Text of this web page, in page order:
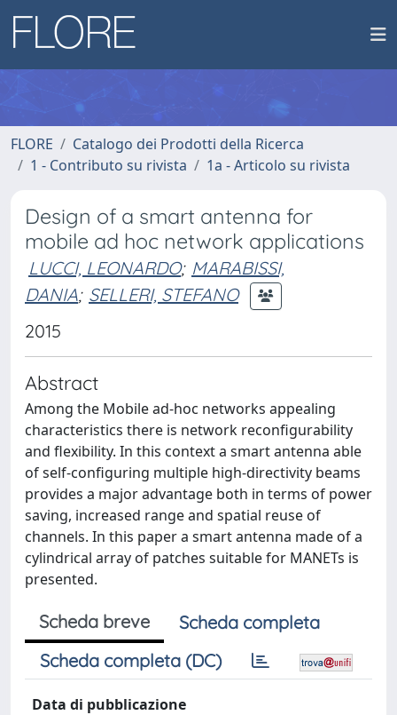
FLORE
Catalogo dei Prodotti della Ricerca
1 - Contributo su rivista
1a - Articolo su rivista
Design of a smart antenna for
mobile ad hoc network applications
LUCCI, LEONARDO; MARABISSI,
DANIA; SELLERI, STEFANO
2015
Abstract
Among the Mobile ad-hoc networks appealing
characteristics there is network reconfigurability
and flexibility. In this context a smart antenna able
of self-configuring multiple high-directivity beams
provides a major advantage both in terms of power
saving, increased range and spatial reuse of
channels. In this paper a smart antenna made of a
cylindrical array of patches suitable for MANETs is
presented.
Scheda breve
Scheda completa
Scheda completa (DC)
Data di pubblicazione